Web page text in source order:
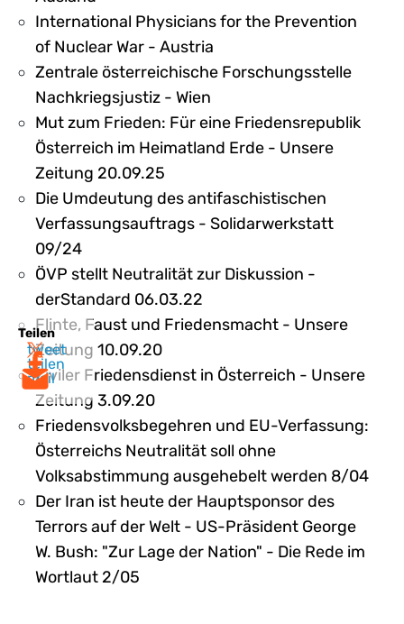
Teilen
tweet
teilen
mail
International Physicians for the Prevention
of Nuclear War - Austria
Zentrale österreichische Forschungsstelle
Nachkriegsjustiz - Wien
Mut zum Frieden: Für eine Friedensrepublik
Österreich im Heimatland Erde - Unsere
Zeitung 20.09.25
Die Umdeutung des antifaschistischen
Verfassungsauftrags - Solidarwerkstatt
09/24
ÖVP stellt Neutralität zur Diskussion -
derStandard 06.03.22
Flinte, Faust und Friedensmacht - Unsere
Zeitung 10.09.20
Ziviler Friedensdienst in Österreich - Unsere
Zeitung 3.09.20
Friedensvolksbegehren und EU-Verfassung:
Österreichs Neutralität soll ohne
Volksabstimmung ausgehebelt werden 8/04
Der Iran ist heute der Hauptsponsor des
Terrors auf der Welt - US-Präsident George
W. Bush: "Zur Lage der Nation" - Die Rede im
Wortlaut 2/05